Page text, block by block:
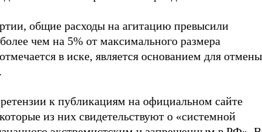
общие расходы на агитацию превысили
чем на 5% от максимального размера
в иске, является основанием для отмены
к публикациям на официальном сайте
из них свидетельствуют о «системной